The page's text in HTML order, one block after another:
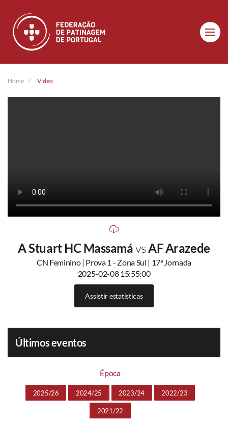
Skip to main content
Home Video
A Stuart HC MassamávsAF Arazede
CN Feminino | Prova 1 - Zona Sul | 17ª Jornada
2025-02-08 15:55:00
Assistir estatísticas
Últimos eventos
Época
2025/26 2024/25 2023/24 2022/23
2021/22